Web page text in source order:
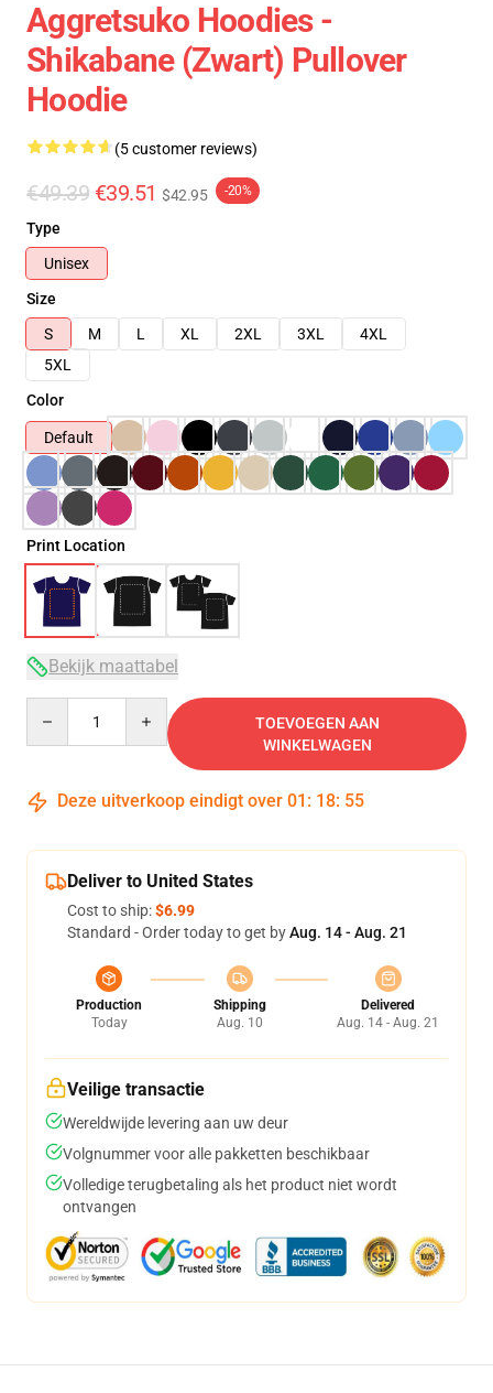
Aggretsuko Hoodies -
Shikabane (Zwart) Pullover
Hoodie
(5 customer reviews)
€49.39 €39.51 $42.95 -20%
Type
Unisex
Size
S
M L XL 2XL 3XL
4XL
5XL
Color
Default
Print Location
Bekijk maattabel
TOEVOEGEN AAN
WINKELWAGEN
Deze uitverkoop eindigt over 01 : 18: 54
Deliver to United States
Cost to ship:$6.99
Standard - Order today to get byAug. 14 - Aug. 21
Production
Today
Shipping
Aug. 10
Delivered
Aug. 14 - Aug. 21
Veilige transactie
Wereldwijde levering aan uw deur
Volgnummer voor alle pakketten beschikbaar
Volledige terugbetaling als het product niet wordt
ontvangen